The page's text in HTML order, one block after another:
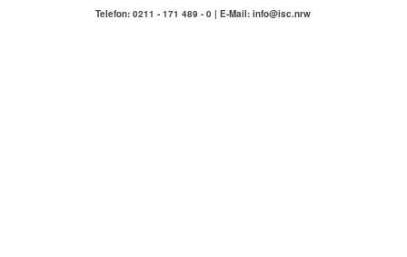
Telefon: 0211 - 171 489 - 0 | E-Mail: info@isc.nrw